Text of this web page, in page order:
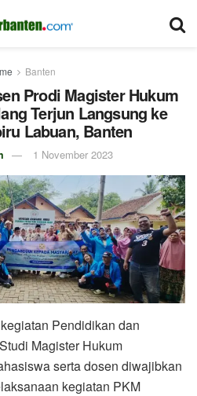
Banten
Prodi Magister Hukum
Terjun Langsung ke
Labuan, Banten
1 November 2023
Pendidikan dan
Magister Hukum
serta dosen diwajibkan
kegiatan PKM